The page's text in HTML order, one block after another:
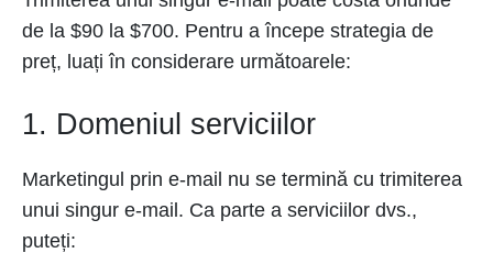
de la $90 la $700. Pentru a începe strategia de
preț, luați în considerare următoarele:
1. Domeniul serviciilor
Marketingul prin e-mail nu se termină cu trimiterea
unui singur e-mail. Ca parte a serviciilor dvs.,
puteți: